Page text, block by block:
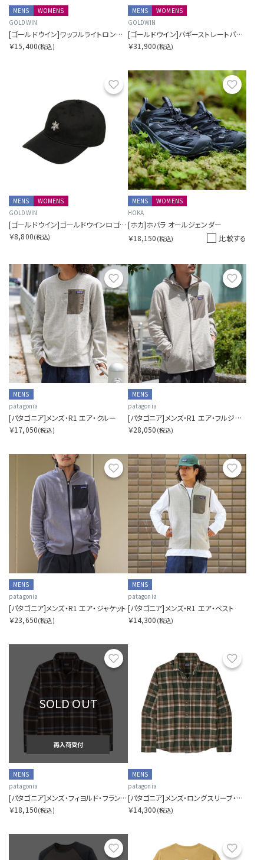
MENS
WOMENS
GOLDWIN
[ゴールドウイン]ワッフルライトロングスリーブティーシャツ
￥15,400(税込)
MENS
WOMENS
GOLDWIN
[ゴールドウイン]バギーストレートパンツ
￥31,900 (税込)
お気に入り
MENS
WOMENS
GOLDWIN
[ゴールドウイン]ゴールドウインロゴコットンキャップ
￥8,800(税込)
お気
MENS
WOMENS
HOKA
[ホカ]ホパラ オールジェンダー
￥18,150 (税込) 比較する
お気に入り
MENS
patagonia
[パタゴニア]メンズ・R1 エア・クルー
￥17,050(税込)
お気
MENS
patagonia
[パタゴニア]メンズ・R1 エア・フルジップ・フーディ
￥28,050 (税込)
お気に入り
MENS
patagonia
[パタゴニア]メンズ・R1 エア・ジャケット
￥23,650(税込)
お気
MENS
patagonia
[パタゴニア]メンズ・R1 エア・ベスト
￥14,300 (税込)
お気に入り
SOLD OUT
再入荷受付
MENS
patagonia
[パタゴニア]メンズ・フィヨルド・フランネル・シャツ
￥18,150(税込)
MENS
patagonia
[パタゴニア]メンズ・ロングスリーブ・ライトウェイト・フィヨルド・フランネル・シャツ
￥14,300 (税込)
お気に入り